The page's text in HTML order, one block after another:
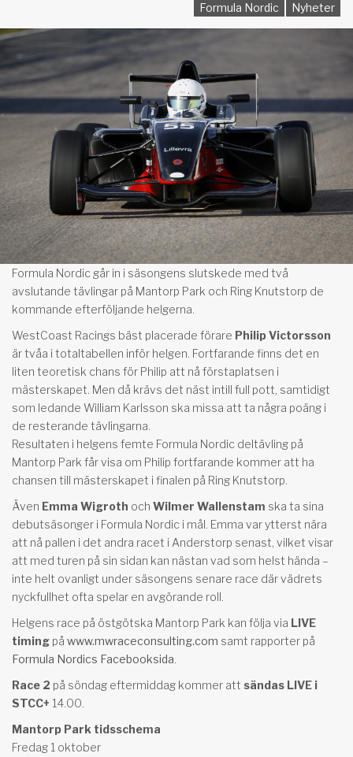
Formula Nordic Nyheter
Formula Nordic går in i säsongens slutskede med två
avslutande tävlingar på Mantorp Park och Ring Knutstorp de
kommande efterföljande helgerna.
WestCoast Racings bäst placerade förare Philip Victorsson
är tvåa i totaltabellen inför helgen. Fortfarande finns det en
liten teoretisk chans för Philip att nå förstaplatsen i
mästerskapet. Men då krävs det näst intill full pott, samtidigt
som ledande William Karlsson ska missa att ta några poäng i
de resterande tävlingarna.
Resultaten i helgens femte Formula Nordic deltävling på
Mantorp Park får visa om Philip fortfarande kommer att ha
chansen till mästerskapet i finalen på Ring Knutstorp.
Även Emma Wigroth och Wilmer Wallenstam ska ta sina
debutsäsonger i Formula Nordic i mål. Emma var ytterst nära
att nå pallen i det andra racet i Anderstorp senast, vilket visar
att med turen på sin sidan kan nästan vad som helst hända –
inte helt ovanligt under säsongens senare race där vädrets
nyckfullhet ofta spelar en avgörande roll.
Helgens race på östgötska Mantorp Park kan följa via LIVE
timing på www.mwraceconsulting.com samt rapporter på
Formula Nordics Facebooksida
Race 2 på söndag eftermiddag kommer att sändas LIVE i
STCC+ 14.00.
Mantorp Park tidsschema
Fredag 1 oktober